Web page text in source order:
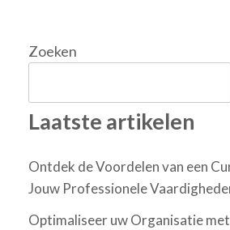
Zoeken
Laatste artikelen
Ontdek de Voordelen van een
Jouw Professionele
Optimaliseer uw Organisatie met